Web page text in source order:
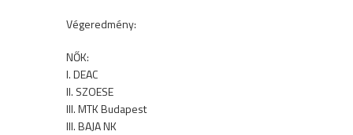
Végeredmény:
NŐK:
I. DEAC
II. SZOESE
III. MTK Budapest
III. BAJA NK